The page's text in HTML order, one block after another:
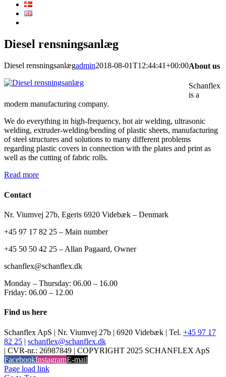
Diesel rensningsanlæg
Diesel rensningsanlægadmin2018-08-01T12:44:41+00:00About us
Schanflex
is a
modern manufacturing company.
We do everything in high-frequency, hot air welding, ultrasonic
welding, extruder-welding/bending of plastic sheets, manufacturing
of steel structures and solutions to many different problems
regarding plastic covers in connection with the plates and print as
well as the cutting of fabric rolls.
Read more
Contact
Nr. Viumvej 27b, Egeris 6920 Videbæk – Denmark
+45 97 17 82 25 – Main number
+45 50 50 42 25 – Allan Pagaard, Owner
schanflex@schanflex.dk
Monday – Thursday: 06.00 – 16.00
Friday: 06.00 – 12.00
Find us here
Schanflex ApS | Nr. Viumvej 27b | 6920 Videbæk | Tel. +45 97 17
82 25 | schanflex@schanflex.dk
| CVR-nr.: 26987849 | COPYRIGHT 2025 SCHANFLEX ApS
FacebookInstagramE-mail
Page load link